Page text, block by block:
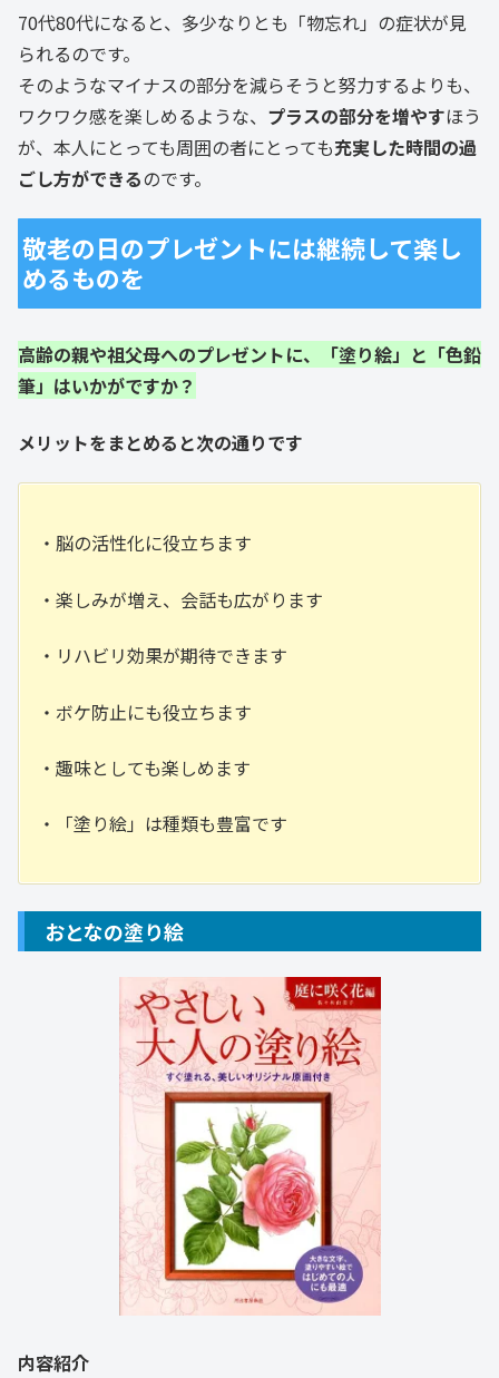
70代80代になると、多少なりとも「物忘れ」の症状が見
られるのです。
そのようなマイナスの部分を減らそうと努力するよりも、
ワクワク感を楽しめるような、 プラスの部分を増やすほう
が、本人にとっても周囲の者にとっても充実した時間の過
ごし方ができるのです。
敬老の日のプレゼントには継続して楽し
めるものを
高齢の親や祖父母へのプレゼントに、「塗り絵」と「色鉛
筆」はいかがですか？
メリットをまとめると次の通りです
・脳の活性化に役立ちます
・楽しみが増え、会話も広がります
・リハビリ効果が期待できます
・ボケ防止にも役立ちます
・趣味としても楽しめます
・「塗り絵」は種類も豊富です
おとなの塗り絵
内容紹介